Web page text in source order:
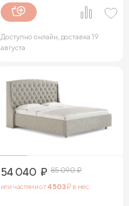
Доступно онлайн, доставка 19
августа
54 040 ₽ 85 090₽
или частями от4 503₽ в мес.